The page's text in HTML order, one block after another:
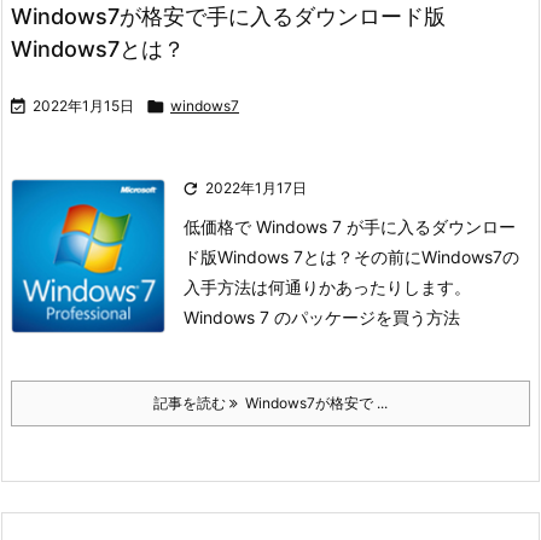
Windows7が格安で手に入るダウンロード版
Windows7とは？
 2022年1月15日  windows7
 2022年1月17日
低価格で Windows 7 が手に入るダウンロー
ド版Windows 7とは？ その前にWindows7の
入手方法は何通りかあったりします。
Windows 7 のパッケージを買う方法
記事を読む Windows7が格安で ...